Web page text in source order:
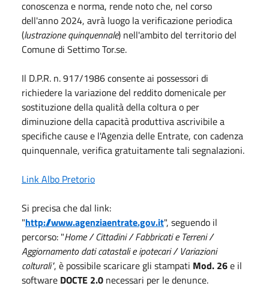
conoscenza e norma, rende noto che, nel corso
dell'anno 2024, avrà luogo la verificazione periodica
(lustrazione quinquennale) nell'ambito del territorio del
Comune di Settimo Tor.se.
Il D.P.R. n. 917/1986 consente ai possessori di
richiedere la variazione del reddito domenicale per
sostituzione della qualità della coltura o per
diminuzione della capacità produttiva ascrivibile a
specifiche cause e l'Agenzia delle Entrate, con cadenza
quinquennale, verifica gratuitamente tali segnalazioni.
Link Albo Pretorio
Si precisa che dal link:
"http://www.agenziaentrate.gov.it", seguendo il
percorso: "Home / Cittadini / Fabbricati e Terreni /
Aggiornamento dati catastali e ipotecari / Variazioni
colturali", è possibile scaricare gli stampati Mod. 26e il
software DOCTE 2.0 necessari per le denunce.